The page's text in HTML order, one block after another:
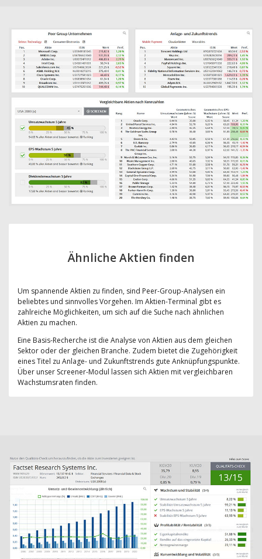
Ähnliche Aktien finden
Um spannende Aktien zu finden, sind Peer-Group-Analysen ein
beliebtes und sinnvolles Vorgehen. Im Aktien-Terminal gibt es
zahlreiche Möglichkeiten, um sich auf die Suche nach ähnlichen
Aktien zu machen.
Eine Basis-Recherche ist die Analyse von Aktien aus dem gleichen
Sektor oder der gleichen Branche. Zudem bietet die Zugehörigkeit
eines Titel zu Anlage- und Zukunftstrends gute Anknüpfungspunkte.
Über unser Screener-Modul lassen sich Aktien mit vergleichbaren
Wachstumsraten finden.